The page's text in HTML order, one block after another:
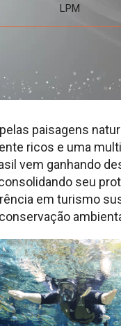
LPM
paisagens
ricos e uma
vem ganhando
seu
em turismo